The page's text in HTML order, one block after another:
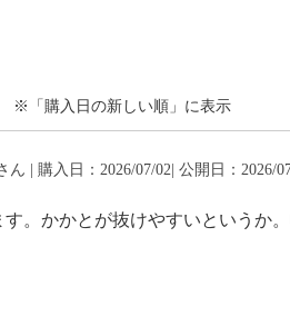
※「購入日の新しい順」に表示
ん | 購入日：2026/07/02| 公開日：2026/
。かかとが抜けやすいというか